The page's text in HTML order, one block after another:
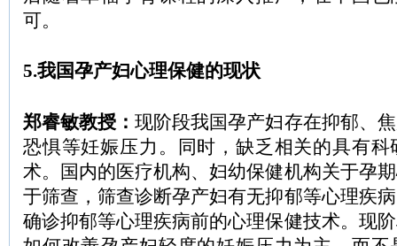
可。
5.我国孕产妇心理保健的现状
郑睿敏教授：现阶段我国孕产妇存在抑郁、
恐惧等妊娠压力。同时，缺乏相关的具有
术。国内的医疗机构、妇幼保健机构关于孕
于筛查，筛查诊断孕产妇有无抑郁等心理疾
确诊抑郁等心理疾病前的心理保健技术。现